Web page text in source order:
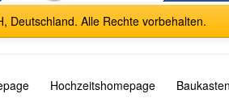
Deutschland. Alle Rechte vorbehalten.
Hochzeitshomepage